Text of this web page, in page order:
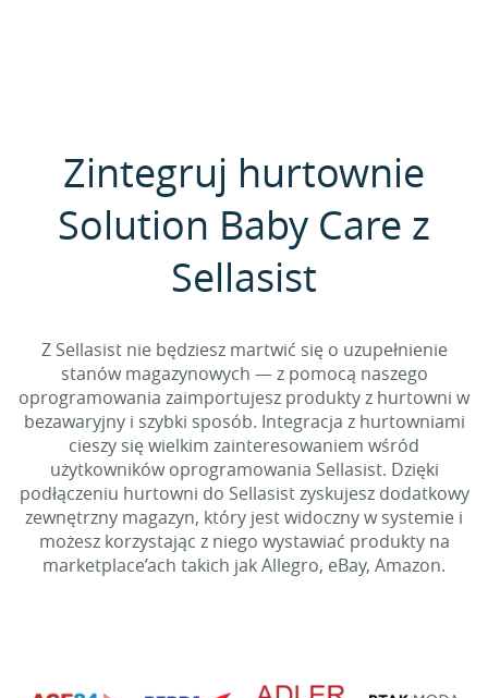
Zintegruj hurtownie
Solution Baby Care z
Sellasist
Z Sellasist nie będziesz martwić się o uzupełnienie
stanów magazynowych — z pomocą naszego
oprogramowania zaimportujesz produkty z hurtowni w
bezawaryjny i szybki sposób. Integracja z hurtowniami
cieszy się wielkim zainteresowaniem wśród
użytkowników oprogramowania Sellasist. Dzięki
podłączeniu hurtowni do Sellasist zyskujesz dodatkowy
zewnętrzny magazyn, który jest widoczny w systemie i
możesz korzystając z niego wystawiać produkty na
marketplace’ach takich jak Allegro, eBay, Amazon.